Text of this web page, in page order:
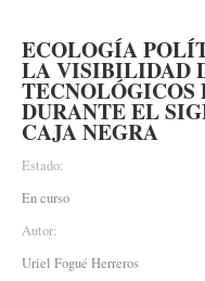
ECOLOGÍA
LA VISIBILIDAD
TECNOLÓGICOS
DURANTE EL
CAJA NEGRA
Estado:
En curso
Autor:
Uriel Fogué Herreros